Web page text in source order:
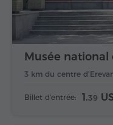
3 km du centre
Musée
Billet d'entrée: 1.39